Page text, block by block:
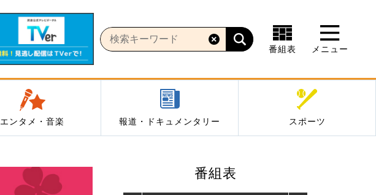
番組表 メニュー
エンタメ・音楽 報道・ドキュメンタリー スポーツ
番組表